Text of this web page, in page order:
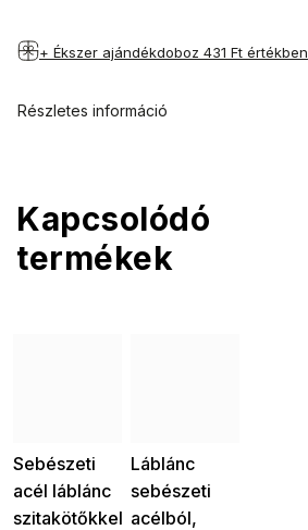
+ Ékszer ajándékdoboz 431 Ft értékben
Részletes információ
Kapcsolódó
termékek
Sebészeti
acél láblánc
szitakötőkkel
Láblánc
sebészeti
acélból,